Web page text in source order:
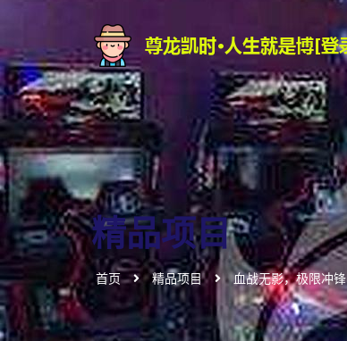
精品项目
首页 精品项目 血战无影，极限冲锋